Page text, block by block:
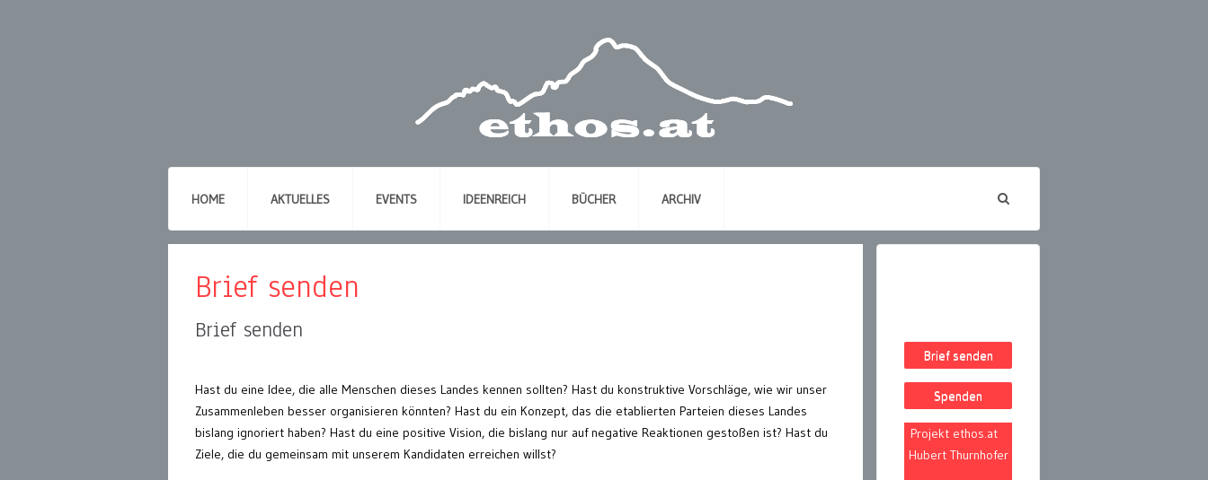
HOME AKTUELLES EVENTS IDEENREICH BÜCHER ARCHIV
Brief senden
Brief senden
Hast du eine Idee, die alle Menschen dieses Landes kennen sollten? Hast du konstruktive Vorschläge, wie wir unser
Zusammenleben besser organisieren könnten? Hast du ein Konzept, das die etablierten Parteien dieses Landes
bislang ignoriert haben? Hast du eine positive Vision, die bislang nur auf negative Reaktionen gestoßen ist? Hast du
Ziele, die du gemeinsam mit unserem Kandidaten erreichen willst?
Brief senden
Spenden
Projekt ethos.at
Hubert Thurnhofer